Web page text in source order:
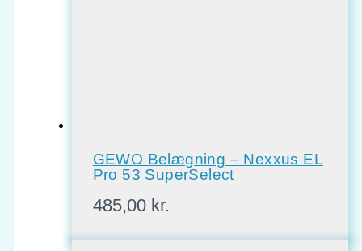
GEWO Belægning – Nexxus EL
Pro 53 SuperSelect
485,00 kr.